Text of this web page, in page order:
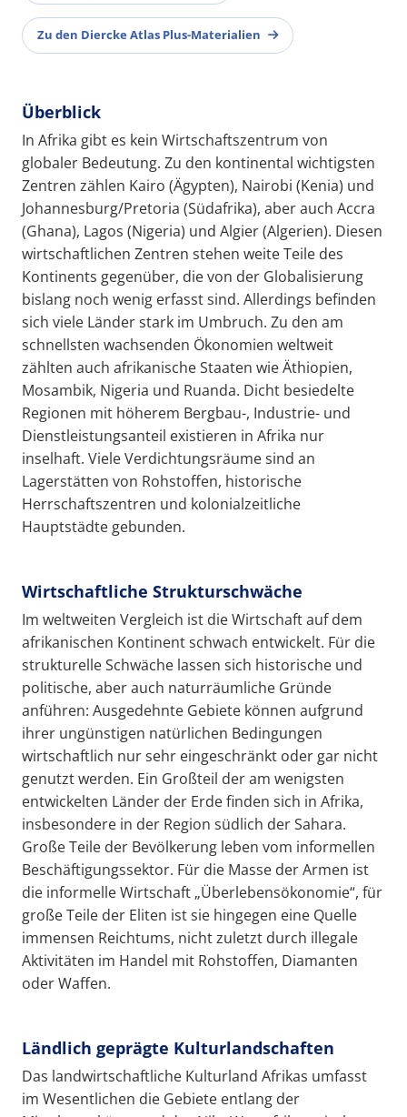
Zu den Diercke Atlas Plus-Materialien
Überblick
In Afrika gibt es kein Wirtschaftszentrum von
globaler Bedeutung. Zu den kontinental wichtigsten
Zentren zählen Kairo (Ägypten), Nairobi (Kenia) und
Johannesburg/Pretoria (Südafrika), aber auch Accra
(Ghana), Lagos (Nigeria) und Algier (Algerien). Diesen
wirtschaftlichen Zentren stehen weite Teile des
Kontinents gegenüber, die von der Globalisierung
bislang noch wenig erfasst sind. Allerdings befinden
sich viele Länder stark im Umbruch. Zu den am
schnellsten wachsenden Ökonomien weltweit
zählten auch afrikanische Staaten wie Äthiopien,
Mosambik, Nigeria und Ruanda. Dicht besiedelte
Regionen mit höherem Bergbau-, Industrie- und
Dienstleistungsanteil existieren in Afrika nur
inselhaft. Viele Verdichtungsräume sind an
Lagerstätten von Rohstoffen, historische
Herrschaftszentren und kolonialzeitliche
Hauptstädte gebunden.
Wirtschaftliche Strukturschwäche
Im weltweiten Vergleich ist die Wirtschaft auf dem
afrikanischen Kontinent schwach entwickelt. Für die
strukturelle Schwäche lassen sich historische und
politische, aber auch naturräumliche Gründe
anführen: Ausgedehnte Gebiete können aufgrund
ihrer ungünstigen natürlichen Bedingungen
wirtschaftlich nur sehr eingeschränkt oder gar nicht
genutzt werden. Ein Großteil der am wenigsten
entwickelten Länder der Erde finden sich in Afrika,
insbesondere in der Region südlich der Sahara.
Große Teile der Bevölkerung leben vom informellen
Beschäftigungssektor. Für die Masse der Armen ist
die informelle Wirtschaft „Überlebensökonomie“, für
große Teile der Eliten ist sie hingegen eine Quelle
immensen Reichtums, nicht zuletzt durch illegale
Aktivitäten im Handel mit Rohstoffen, Diamanten
oder Waffen.
Ländlich geprägte Kulturlandschaften
Das landwirtschaftliche Kulturland Afrikas umfasst
im Wesentlichen die Gebiete entlang der